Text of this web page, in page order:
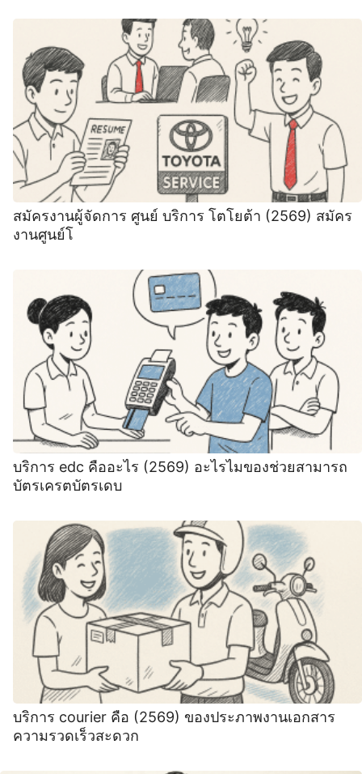
สมัครงานผู้จัดการ ศูนย์ บริการ โตโยต้า (2569) สมัคร
งานศูนย์โ
บริการ edc คืออะไร (2569) อะไรไมของช่วยสามารถ
บัตรเครตบัตรเดบ
บริการ courier คือ (2569) ของประภาพงานเอกสาร
ความรวดเร็วสะดวก